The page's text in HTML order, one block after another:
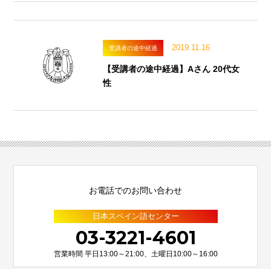
受講者の途中経過 2019.11.16
【受講者の途中経過】Aさん 20代女
性
お電話でのお問い合わせ
日本スペイン語センター
03-3221-4601
営業時間 平日13:00～21:00、土曜日10:00～16:00